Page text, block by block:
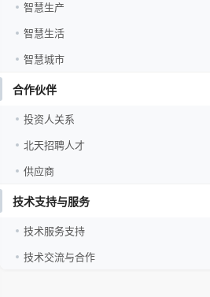
智慧生产
智慧生活
智慧城市
合作伙伴
投资人关系
北天招聘人才
供应商
技术支持与服务
技术服务支持
技术交流与合作